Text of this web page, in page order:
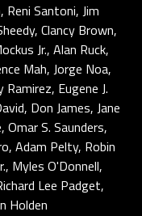
Reni Santoni, Jim
Clancy Brown,
Jr., Alan Ruck,
Mah, Jorge Noa,
Eugene J.
Don James, Jane
S. Saunders,
Adam Pelty, Robin
Myles O'Donnell,
Lee Padget,
Holden